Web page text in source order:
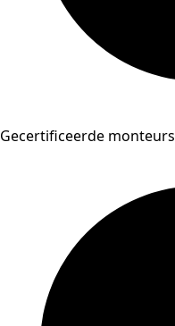
Gecertificeerde monteurs